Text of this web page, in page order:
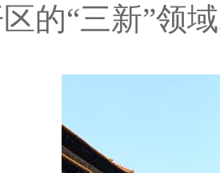
的“三新”领